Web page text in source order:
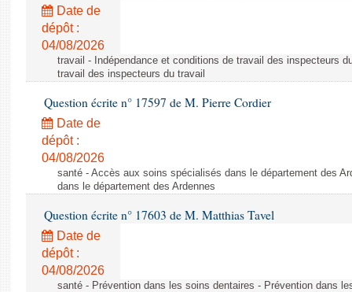
Date de
dépôt :
04/08/2026
travail - Indépendance et conditions de travail des inspecteurs
travail des inspecteurs du travail
Question écrite n° 17597 de M. Pierre Cordier
Date de
dépôt :
04/08/2026
santé - Accès aux soins spécialisés dans le département des
dans le département des Ardennes
Question écrite n° 17603 de M. Matthias Tavel
Date de
dépôt :
04/08/2026
santé - Prévention dans les soins dentaires - Prévention dans